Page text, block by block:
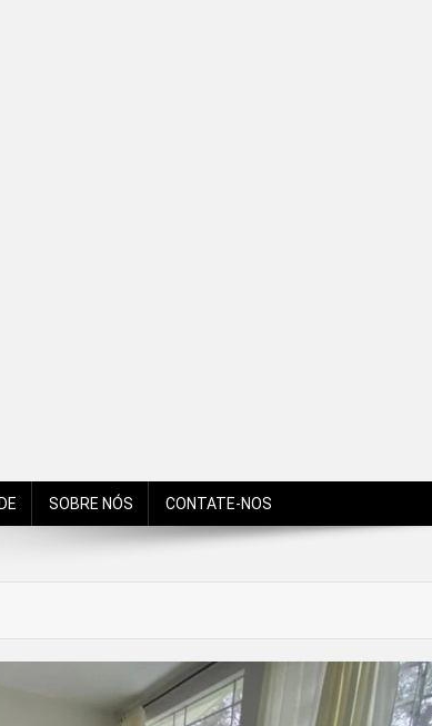
SOBRE NÓS CONTATE-NOS